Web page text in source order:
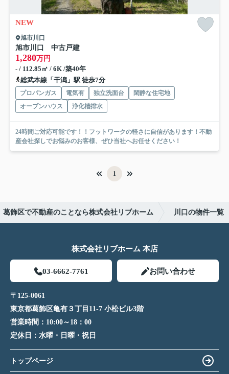
NEW
旭市川口
旭市川口 中古戸建
1,280万円
- / 112.85㎡ / 6K /築40年
総武本線「干潟」駅 徒歩7分
プロパンガス 電気有 独立洗面台
閑静な住宅地
オープンハウス
浄化槽排水
24時間ご対応可能です！！フットワークの軽さに自信があります！不動
産会社探しでお悩みのお客様、ぜひ当社へお任せください！
1
葛飾区で不動産のことなら株式会社リブホーム 川口の物件一覧
株式会社リブホーム 本店
03-6662-7761 お問い合わせ
〒125-0061
東京都葛飾区亀有３丁目11-7 小松ビル3階
営業時間： 10:00～18：00
定休日： 水曜・日曜・祝日
トップページ